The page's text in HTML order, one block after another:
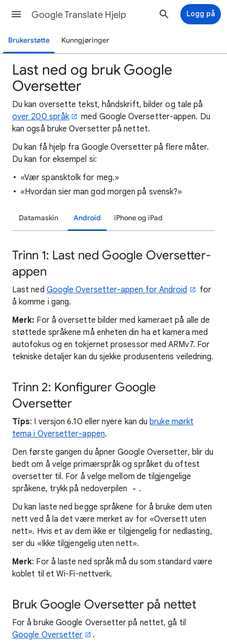
Google Translate Hjelp Logg på
Brukerstøtte Kunngjøringer
Last ned og bruk Google
Oversetter
Du kan oversette tekst, håndskrift, bilder og tale på
over 200 språk
med Google Oversetter-appen. Du
kan også bruke Oversetter på nettet.
Du kan få hjelp fra Google Oversetter på flere måter.
Du kan for eksempel si:
«Vær spansktolk for meg.»
«Hvordan sier man god morgen på svensk?»
Datamaskin Android iPhone og iPad
Trinn 1: Last ned Google Oversetter-
appen
Last ned Google Oversetter-appen for Android
for
å komme i gang.
Merk: For å oversette bilder med kameraet på alle de
støttede språkene må enheten din ha et kamera med
autofokus og en tokjernet prosessor med ARMv7. For
tekniske detaljer kan du sjekke produsentens veiledning.
Trinn 2: Konfigurer Google
Oversetter
Tips: I versjon 6.10 eller nyere kan dubruke mørkt
tema i Oversetter-appen.
Den første gangen du åpner Google Oversetter, blir du
bedt om å velge primærspråk og språket du oftest
oversetter til. For å velge mellom de tilgjengelige
språkene, trykk på nedoverpilen
.
Du kan laste ned begge språkene for å bruke dem uten
nett ved å la det være merket av for «Oversett uten
nett». Hvis et av dem ikke er tilgjengelig for nedlasting,
ser du «Ikke tilgjengelig uten nett».
Merk: For å laste ned språk må du som standard være
koblet til et Wi-Fi-nettverk.
Bruk Google Oversetter på nettet
For å bruke Google Oversetter på nettet, gå til
Google Oversetter
.